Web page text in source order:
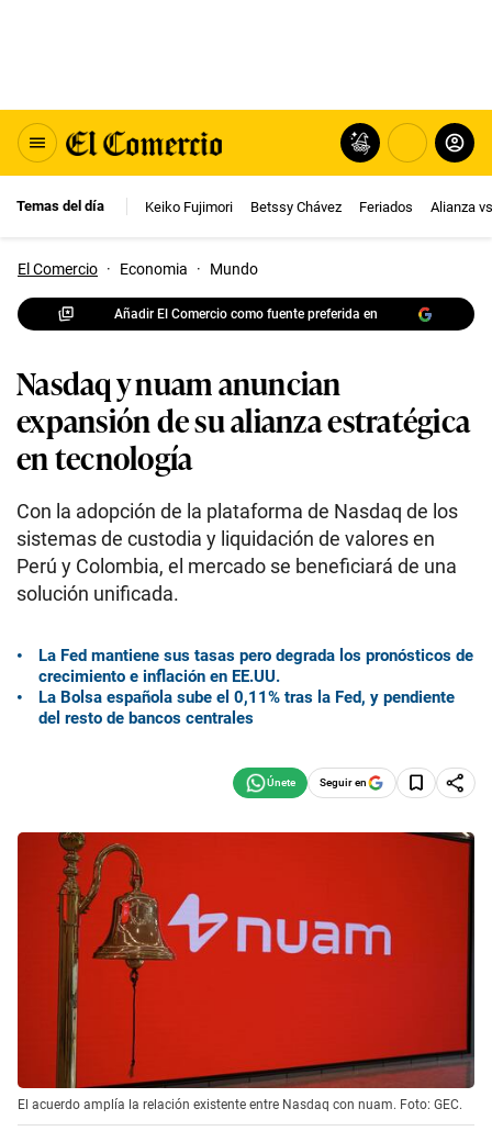
Temas del día Keiko Fujimori Betssy Chávez Feriados Alianza
El Comercio · Economia · Mundo
Añadir El Comercio como fuente preferida en
Nasdaq y nuam anuncian
expansión de su alianza estratégica
en tecnología
Con la adopción de la plataforma de Nasdaq de los
sistemas de custodia y liquidación de valores en
Perú y Colombia, el mercado se beneficiará de una
solución unificada.
La Fed mantiene sus tasas pero degrada los pronósticos de
crecimiento e inflación en EE.UU.
La Bolsa española sube el 0,11% tras la Fed, y pendiente
del resto de bancos centrales
Seguir en
El acuerdo amplía la relación existente entre Nasdaq con nuam. Foto: GEC.